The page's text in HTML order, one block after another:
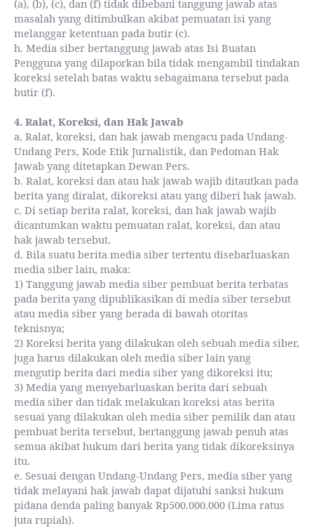
(a), (b), (c), dan (f) tidak dibebani tanggung jawab atas
masalah yang ditimbulkan akibat pemuatan isi yang
melanggar ketentuan pada butir (c).
h. Media siber bertanggung jawab atas Isi Buatan
Pengguna yang dilaporkan bila tidak mengambil tindakan
koreksi setelah batas waktu sebagaimana tersebut pada
butir (f).
4. Ralat, Koreksi, dan Hak Jawab
a. Ralat, koreksi, dan hak jawab mengacu pada Undang-
Undang Pers, Kode Etik Jurnalistik, dan Pedoman Hak
Jawab yang ditetapkan Dewan Pers.
b. Ralat, koreksi dan atau hak jawab wajib ditautkan pada
berita yang diralat, dikoreksi atau yang diberi hak jawab.
c. Di setiap berita ralat, koreksi, dan hak jawab wajib
dicantumkan waktu pemuatan ralat, koreksi, dan atau
hak jawab tersebut.
d. Bila suatu berita media siber tertentu disebarluaskan
media siber lain, maka:
1) Tanggung jawab media siber pembuat berita terbatas
pada berita yang dipublikasikan di media siber tersebut
atau media siber yang berada di bawah otoritas
teknisnya;
2) Koreksi berita yang dilakukan oleh sebuah media siber,
juga harus dilakukan oleh media siber lain yang
mengutip berita dari media siber yang dikoreksi itu;
3) Media yang menyebarluaskan berita dari sebuah
media siber dan tidak melakukan koreksi atas berita
sesuai yang dilakukan oleh media siber pemilik dan atau
pembuat berita tersebut, bertanggung jawab penuh atas
semua akibat hukum dari berita yang tidak dikoreksinya
itu.
e. Sesuai dengan Undang-Undang Pers, media siber yang
tidak melayani hak jawab dapat dijatuhi sanksi hukum
pidana denda paling banyak Rp500.000.000 (Lima ratus
juta rupiah).